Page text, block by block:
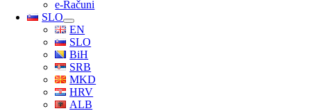
e-Računi
SLO
EN
SLO
BiH
SRB
MKD
HRV
ALB